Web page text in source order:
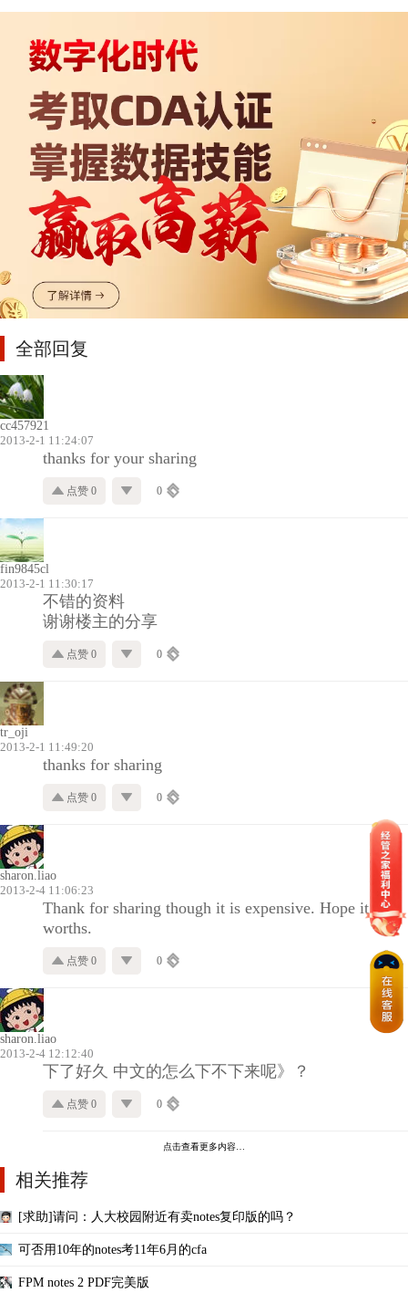
全部回复
cc457921
2013-2-1 11:24:07
thanks for your sharing
点赞 0 0
fin9845cl
2013-2-1 11:30:17
不错的资料
谢谢楼主的分享
点赞 0 0
tr_oji
2013-2-1 11:49:20
thanks for sharing
点赞 0 0
sharon.liao
2013-2-4 11:06:23
Thank for sharing though it is expensive. Hope it
worths.
点赞 0 0
sharon.liao
2013-2-4 12:12:40
下了好久 中文的怎么下不下来呢》？
点赞 0 0
点击查看更多内容…
相关推荐
[求助]请问：人大校园附近有卖notes复印版的吗？
可否用10年的notes考11年6月的cfa
FPM notes 2 PDF完美版